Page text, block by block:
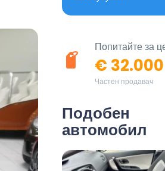
Попитайте за
€ 32.000
Частен продавач
Подобен
автомобил